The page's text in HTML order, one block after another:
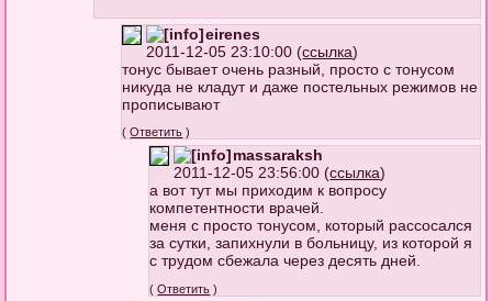
eirenes
2011-12-05 23:10:00 (ссылка)
тонус бывает очень разный, просто с тонусом
никуда не кладут и даже постельных режимов не
прописывают
(Ответить )
massaraksh
2011-12-05 23:56:00 (ссылка)
а вот тут мы приходим к вопросу
компетентности врачей.
меня с просто тонусом, который рассосался
за сутки, запихнули в больницу, из которой я
с трудом сбежала через десять дней.
(Ответить )